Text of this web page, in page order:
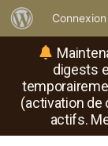
digests
(activation de
actifs.
propos
de
WordPress
Connexion